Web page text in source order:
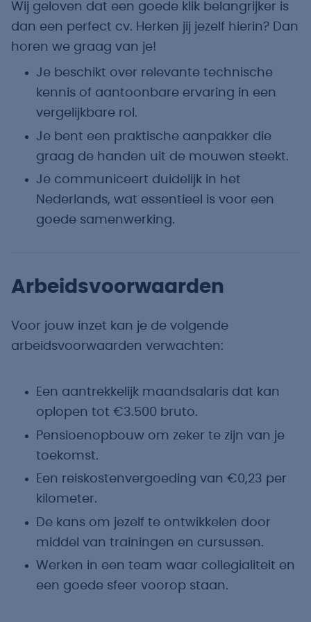
Wij geloven dat een goede klik belangrijker is
dan een perfect cv. Herken jij jezelf hierin? Dan
horen we graag van je!
Je beschikt over relevante technische
kennis of aantoonbare ervaring in een
vergelijkbare rol.
Je bent een praktische aanpakker die
graag de handen uit de mouwen steekt.
Je communiceert duidelijk in het
Nederlands, wat essentieel is voor een
goede samenwerking.
Arbeidsvoorwaarden
Voor jouw inzet kan je de volgende
arbeidsvoorwaarden verwachten:
Een aantrekkelijk maandsalaris dat kan
oplopen tot €3.500 bruto.
Pensioenopbouw om zeker te zijn van je
toekomst.
Een reiskostenvergoeding van €0,23 per
kilometer.
De kans om jezelf te ontwikkelen door
middel van trainingen en cursussen.
Werken in een team waar collegialiteit en
een goede sfeer voorop staan.